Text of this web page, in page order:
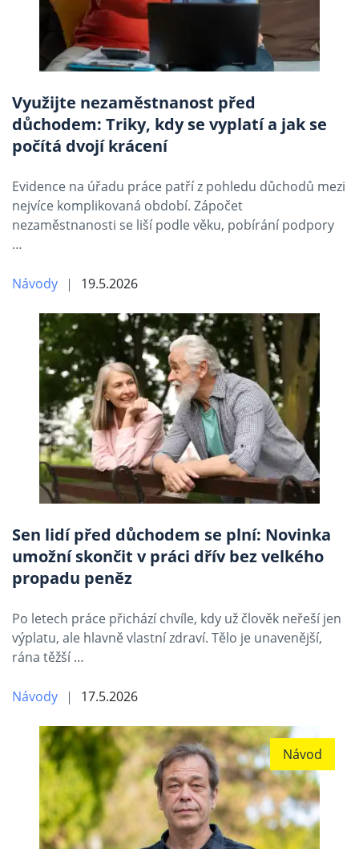
Využijte nezaměstnanost před
důchodem: Triky, kdy se vyplatí a jak se
počítá dvojí krácení
Evidence na úřadu práce patří z pohledu důchodů mezi
nejvíce komplikovaná období. Zápočet
nezaměstnanosti se liší podle věku, pobírání podpory
…
Návody 19.5.2026
Sen lidí před důchodem se plní: Novinka
umožní skončit v práci dřív bez velkého
propadu peněz
Po letech práce přichází chvíle, kdy už člověk neřeší jen
výplatu, ale hlavně vlastní zdraví. Tělo je unavenější,
rána těžší …
Návody 17.5.2026
Návod